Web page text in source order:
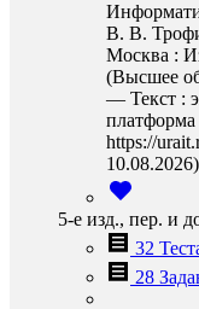
В. В.
Москва :
(Высшее
— Текст :
https://
5-е изд., пер. и
32
28